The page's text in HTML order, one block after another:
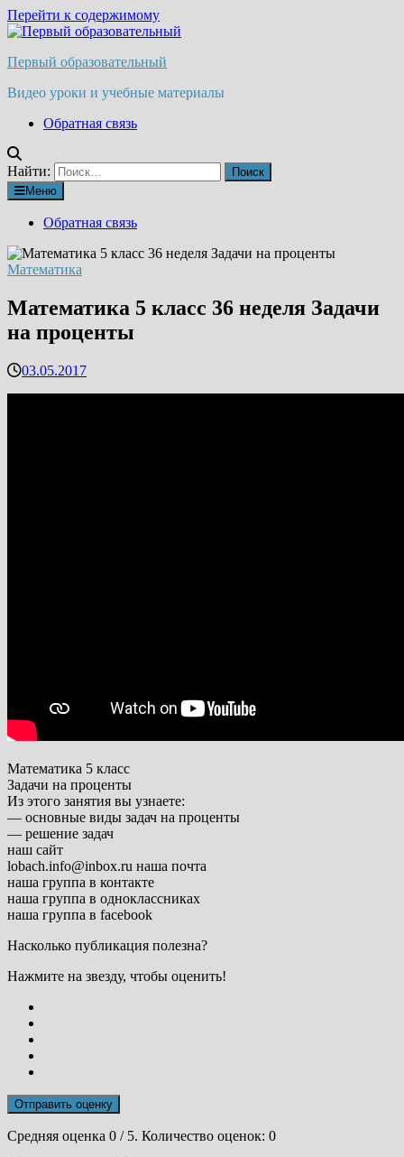
Перейти к содержимому
Первый образовательный
Видео уроки и учебные материалы
Обратная связь
Найти:
Меню
Обратная связь
Математика
Математика 5 класс 36 неделя Задачи
на проценты
03.05.2017
Математика 5 класс
Задачи на проценты
Из этого занятия вы узнаете:
— основные виды задач на проценты
— решение задач
наш сайт
lobach.info@inbox.ru наша почта
наша группа в контакте
наша группа в одноклассниках
наша группа в facebook
Насколько публикация полезна?
Нажмите на звезду, чтобы оценить!
Отправить оценку
Средняя оценка 0 / 5. Количество оценок: 0